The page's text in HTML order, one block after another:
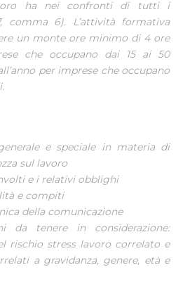
ha nei confronti di tutti i
comma 6). L’attività formativa
un monte ore minimo di 4 ore
che occupano dai 15 ai 50
per imprese che occupano
e speciale in materia di
sul lavoro
e i relativi obblighi
e compiti
della comunicazione
da tenere in considerazione:
rischio stress lavoro correlato e
a gravidanza, genere, età e